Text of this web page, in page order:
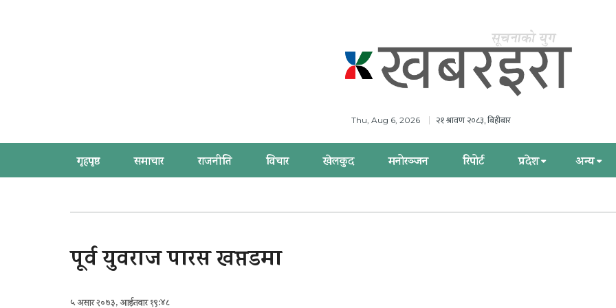
Thu, Aug 6, 2026 २१ श्रावण २०८३, बिहीबार
गृहपृष्ठ समाचार राजनीति विचार खेलकुद मनोरञ्जन रिपोर्ट प्रदेश अन्य
पूर्व युवराज पारस खप्तडमा
५ असार २०७३, आईतवार १९:४८